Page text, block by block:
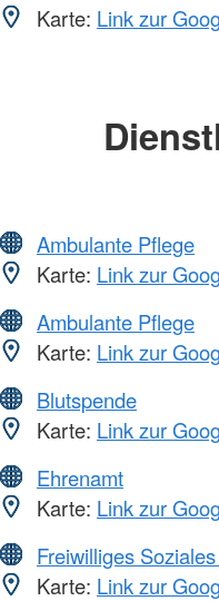
Karte: Link zur
Ambulante Pflege
Karte: Link zur
Ambulante Pflege
Karte: Link zur
Blutspende
Karte: Link zur
Ehrenamt
Karte: Link zur
Freiwilliges
Karte: Link zur